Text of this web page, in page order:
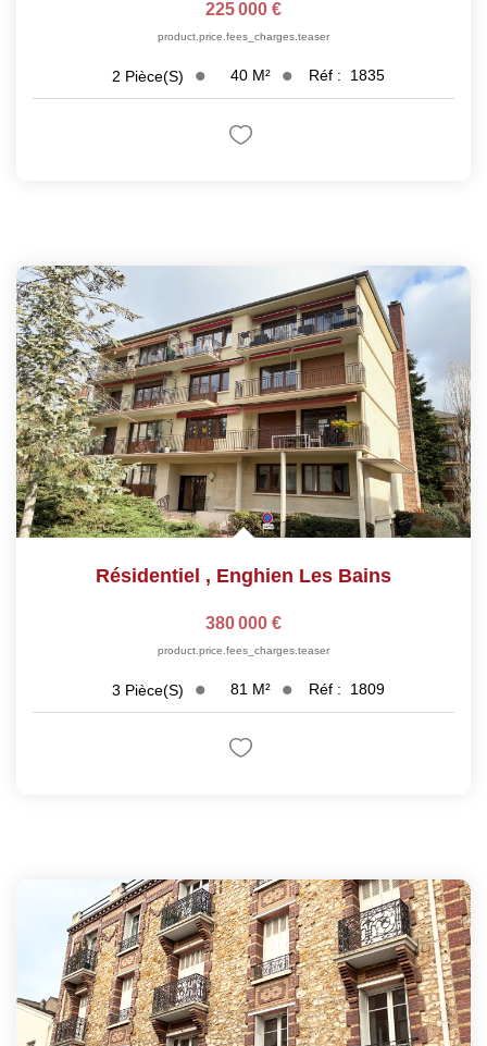
225 000 €
product.price.fees_charges.teaser
2 Pièce(s) 40 M² Réf : 1835
Résidentiel , Enghien Les Bains
380 000 €
product.price.fees_charges.teaser
3 Pièce(s) 81 M² Réf : 1809